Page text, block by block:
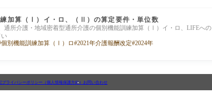
加算（Ⅰ）イ・ロ、（Ⅱ）の算定要件・単位数
通所介護・地域密着型通所介護の個別機能訓練加算（Ⅰ）イ・ロ、LIFEへの
個別機能訓練加算（Ⅰ）ロ 2021年介護報酬改定 2024年
プライバシーポリシー（個人情報保護方針） お問い合わせ